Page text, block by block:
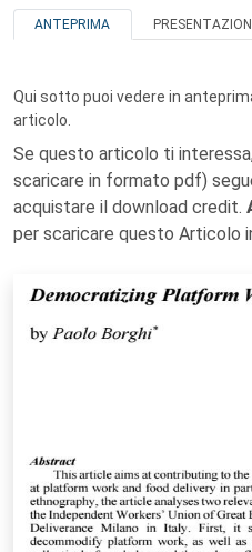
ANTEPRIMA
Qui sotto puoi vedere in
articolo.
Se questo articolo ti
scaricare in formato pdf)
acquistare il download credit.
per scaricare questo Articolo